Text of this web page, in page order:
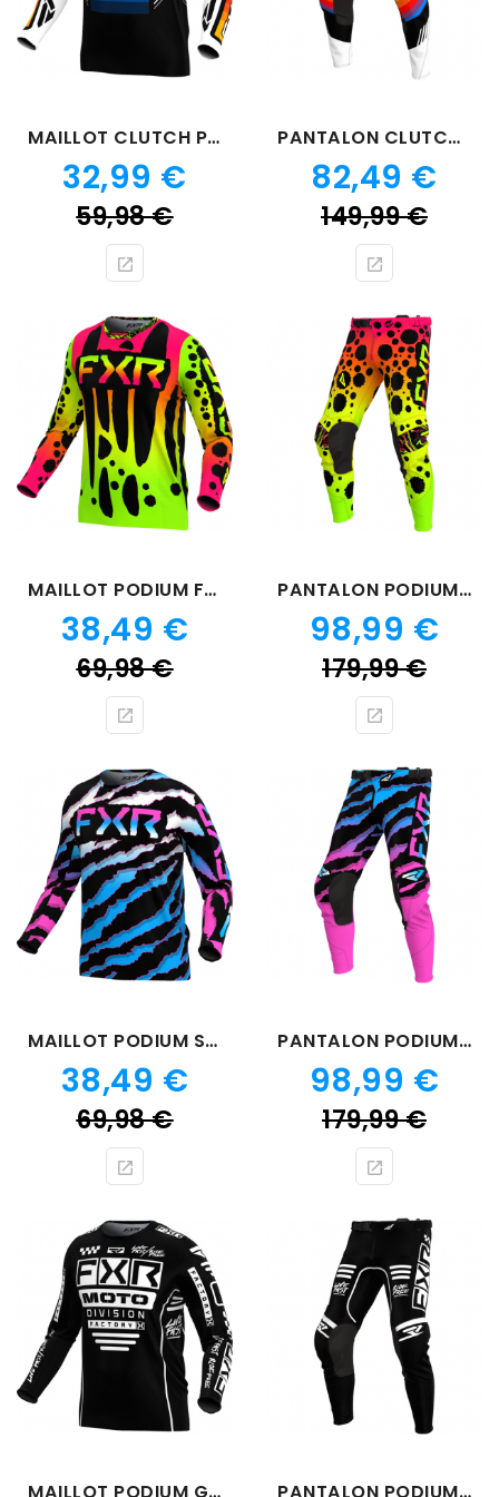
MAILLOT CLUTCH PRO SPECTRUM
Prix
32,99 €
59,98 €Prix
PANTALON CLUTCH PRO SPECTRUM
Prix
82,49 €
149,99 €Prix
MAILLOT PODIUM FROGGER
Prix
38,49 €
69,98 €Prix
PANTALON PODIUM FROGGER
Prix
98,99 €
179,99 €Prix
MAILLOT PODIUM SHRED
Prix
38,49 €
69,98 €Prix
PANTALON PODIUM SHRED
Prix
98,99 €
179,99 €Prix